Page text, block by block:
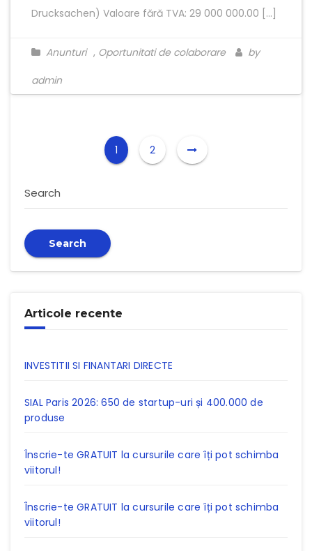
Drucksachen) Valoare fără TVA: 29 000 000.00 […]
Anunturi , Oportunitati de colaborare
by
admin
1 2
Search
Search
Articole recente
INVESTITII SI FINANTARI DIRECTE
SIAL Paris 2026: 650 de startup-uri și 400.000 de
produse
Înscrie-te GRATUIT la cursurile care îți pot schimba
viitorul!
Înscrie-te GRATUIT la cursurile care îți pot schimba
viitorul!